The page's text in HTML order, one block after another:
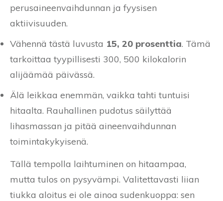
perusaineenvaihdunnan ja fyysisen
aktiivisuuden.
Vähennä tästä luvusta 15, 20 prosenttia. Tämä
tarkoittaa tyypillisesti 300, 500 kilokalorin
alijäämää päivässä.
Älä leikkaa enemmän, vaikka tahti tuntuisi
hitaalta. Rauhallinen pudotus säilyttää
lihasmassan ja pitää aineenvaihdunnan
toimintakykyisenä.
Tällä tempolla laihtuminen on hitaampaa,
mutta tulos on pysyvämpi. Valitettavasti liian
tiukka aloitus ei ole ainoa sudenkuoppa: sen